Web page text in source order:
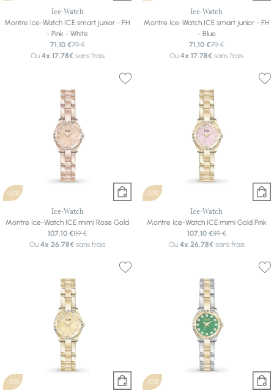
Ice-Watch
Montre Ice-Watch ICE smart junior - FH
- Pink - White
71,10 €79 €
Ou 4x 17.78€sans frais
Ice-Watch
Montre Ice-Watch ICE smart junior - FH
- Blue
71,10 €79 €
Ou4x 17.78€ sans frais
-10%
Ice-Watch
Montre Ice-Watch ICE mimi Rose Gold
107,10 €119 €
Ou4x 26.78€ sans frais
-10%
Ice-Watch
Montre Ice-Watch ICE mimi Gold Pink
107,10 €119 €
Ou 4x 26.78€sans frais
-10% -10%